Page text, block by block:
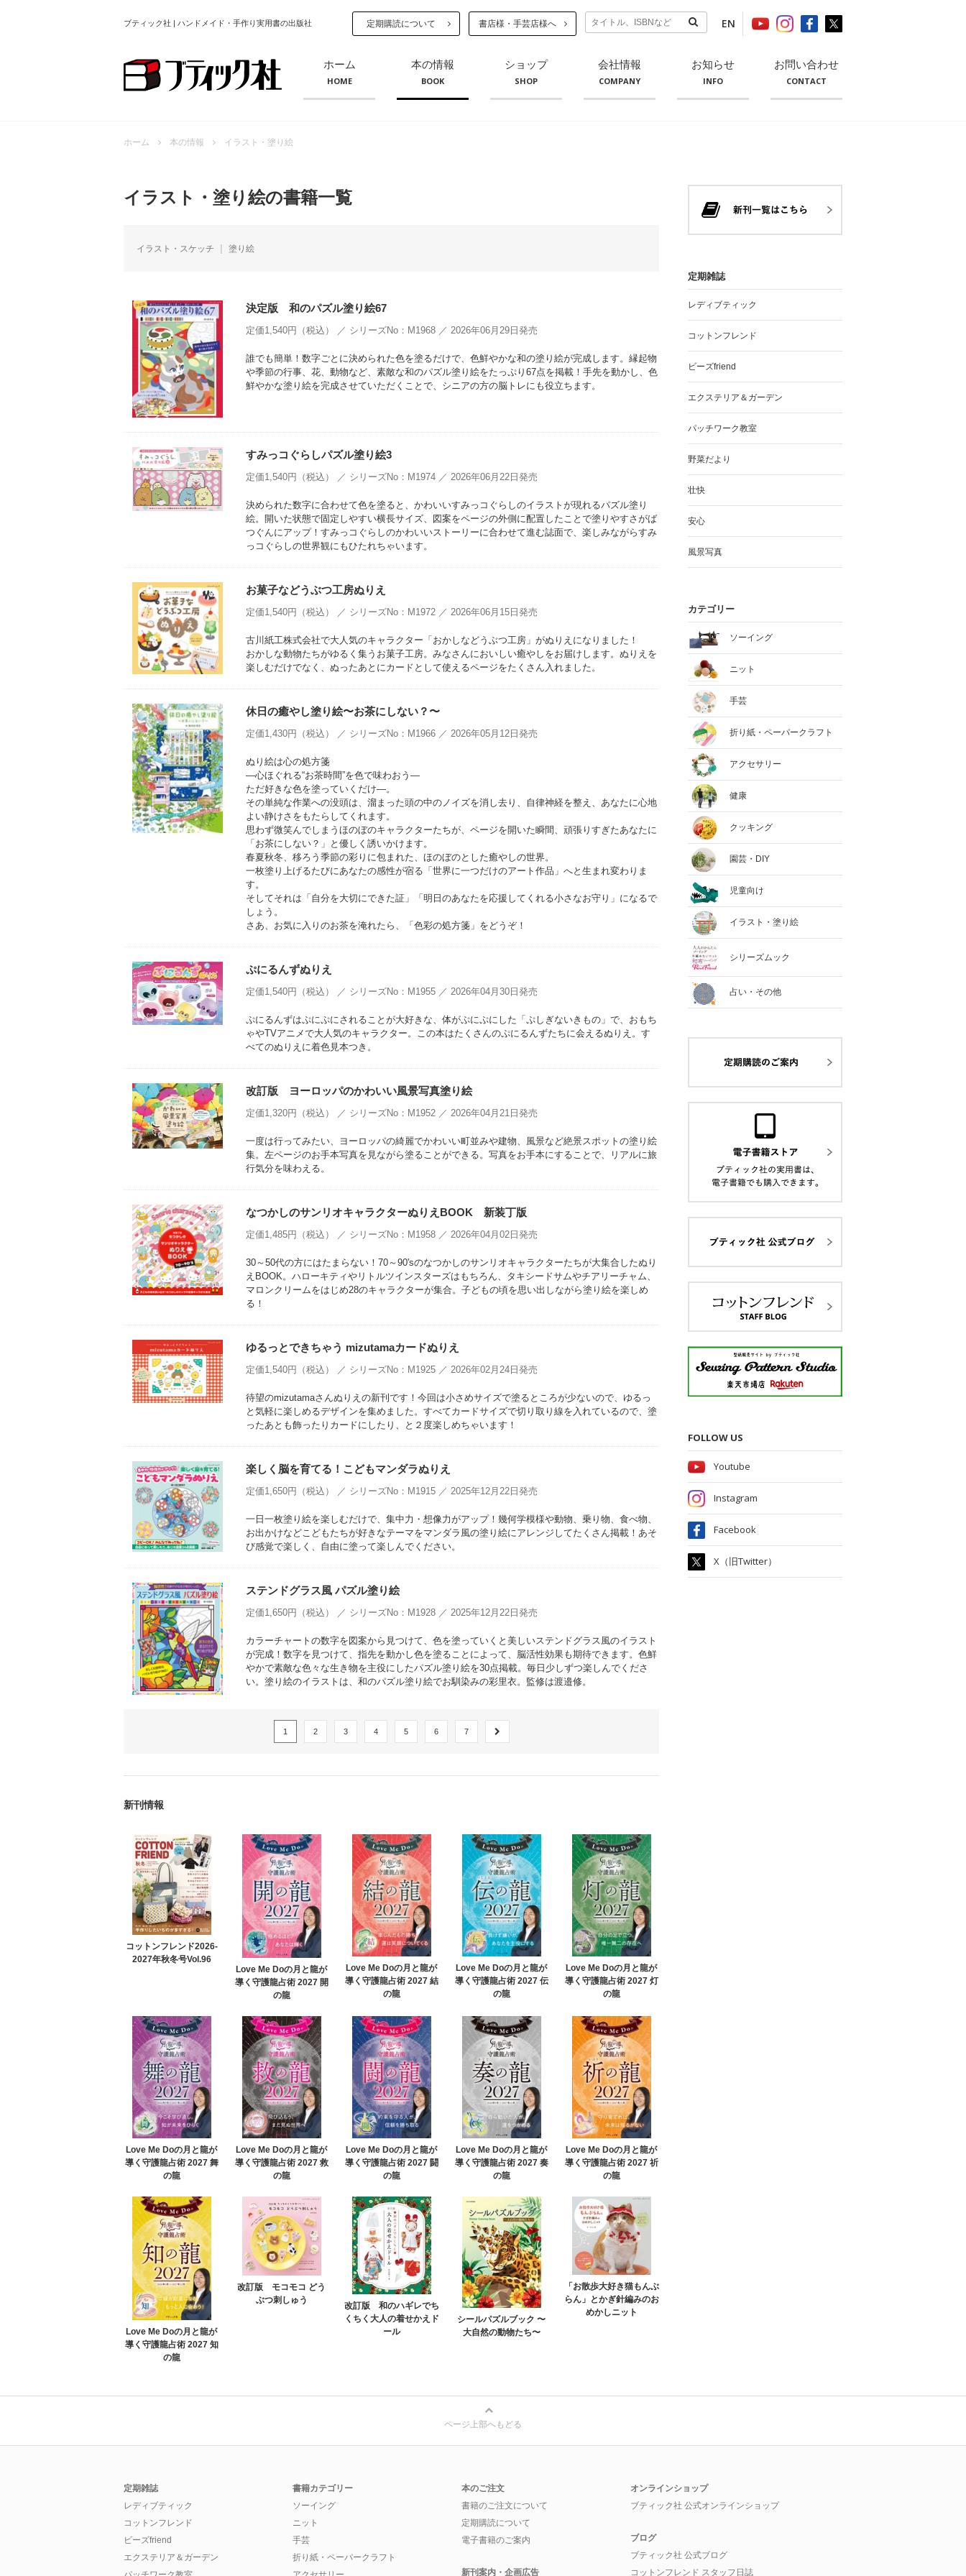
ブティック社 | ハンドメイド・手作り実用書の出版社 定期購読について 書店様・手芸店様へ EN
ホーム
HOME
本の情報
BOOK
ショップ
SHOP
会社情報
COMPANY
お知らせ
INFO
お問い合わせ
CONTACT
ホーム 本の情報 イラスト・塗り絵
イラスト・塗り絵の書籍一覧
イラスト・スケッチ 塗り絵
決定版 和のパズル塗り絵67
定価1,540円（税込） ／ シリーズNo：M1968 ／ 2026年06月29日発売
誰でも簡単！数字ごとに決められた色を塗るだけで、色鮮やかな和の塗り絵が完成します。縁起物
や季節の行事、花、動物など、素敵な和のパズル塗り絵をたっぷり67点を掲載！手先を動かし、色
鮮やかな塗り絵を完成させていただくことで、シニアの方の脳トレにも役立ちます。
すみっコぐらしパズル塗り絵3
定価1,540円（税込） ／ シリーズNo：M1974 ／ 2026年06月22日発売
決められた数字に合わせて色を塗ると、かわいいすみっコぐらしのイラストが現れるパズル塗り
絵。開いた状態で固定しやすい横長サイズ、図案をページの外側に配置したことで塗りやすさがば
つぐんにアップ！すみっコぐらしのかわいいストーリーに合わせて進む誌面で、楽しみながらすみ
っコぐらしの世界観にもひたれちゃいます。
お菓子などうぶつ工房ぬりえ
定価1,540円（税込） ／ シリーズNo：M1972 ／ 2026年06月15日発売
古川紙工株式会社で大人気のキャラクター「おかしなどうぶつ工房」がぬりえになりました！
おかしな動物たちがゆるく集うお菓子工房。みなさんにおいしい癒やしをお届けします。ぬりえを
楽しむだけでなく、ぬったあとにカードとして使えるページをたくさん入れました。
休日の癒やし塗り絵〜お茶にしない？〜
定価1,430円（税込） ／ シリーズNo：M1966 ／ 2026年05月12日発売
ぬり絵は心の処方箋
―心ほぐれる“お茶時間”を色で味わおう―
ただ好きな色を塗っていくだけ—。
その単純な作業への没頭は、溜まった頭の中のノイズを消し去り、自律神経を整え、あなたに心地
よい静けさをもたらしてくれます。
思わず微笑んでしまうほのぼのキャラクターたちが、ページを開いた瞬間、頑張りすぎたあなたに
「お茶にしない？」と優しく誘いかけます。
春夏秋冬、移ろう季節の彩りに包まれた、ほのぼのとした癒やしの世界。
一枚塗り上げるたびにあなたの感性が宿る「世界に一つだけのアート作品」へと生まれ変わりま
す。
そしてそれは「自分を大切にできた証」「明日のあなたを応援してくれる小さなお守り」になるで
しょう。
さあ、お気に入りのお茶を淹れたら、「色彩の処方箋」をどうぞ！
ぷにるんずぬりえ
定価1,540円（税込） ／ シリーズNo：M1955 ／ 2026年04月30日発売
ぷにるんずはぷにぷにされることが大好きな、体がぷにぷにした「ぷしぎないきもの」で、おもち
ゃやTVアニメで大人気のキャラクター。この本はたくさんのぷにるんずたちに会えるぬりえ。す
べてのぬりえに着色見本つき。
改訂版 ヨーロッパのかわいい風景写真塗り絵
定価1,320円（税込） ／ シリーズNo：M1952 ／ 2026年04月21日発売
一度は行ってみたい、ヨーロッパの綺麗でかわいい町並みや建物、風景など絶景スポットの塗り絵
集。左ページのお手本写真を見ながら塗ることができる。写真をお手本にすることで、リアルに旅
行気分を味わえる。
なつかしのサンリオキャラクターぬりえBOOK 新装丁版
定価1,485円（税込） ／ シリーズNo：M1958 ／ 2026年04月02日発売
30～50代の方にはたまらない！70～90'sのなつかしのサンリオキャラクターたちが大集合したぬり
えBOOK。ハローキティやリトルツインスターズはもちろん、タキシードサムやチアリーチャム、
マロンクリームをはじめ28のキャラクターが集合。子どもの頃を思い出しながら塗り絵を楽しめ
る！
ゆるっとできちゃう mizutamaカードぬりえ
定価1,540円（税込） ／ シリーズNo：M1925 ／ 2026年02月24日発売
待望のmizutamaさんぬりえの新刊です！今回は小さめサイズで塗るところが少ないので、ゆるっ
と気軽に楽しめるデザインを集めました。すべてカードサイズで切り取り線を入れているので、塗
ったあとも飾ったりカードにしたり、と２度楽しめちゃいます！
楽しく脳を育てる！こどもマンダラぬりえ
定価1,650円（税込） ／ シリーズNo：M1915 ／ 2025年12月22日発売
一日一枚塗り絵を楽しむだけで、集中力・想像力がアップ！幾何学模様や動物、乗り物、食べ物、
お出かけなどこどもたちが好きなテーマをマンダラ風の塗り絵にアレンジしてたくさん掲載！あそ
び感覚で楽しく、自由に塗って楽しんでください。
ステンドグラス風 パズル塗り絵
定価1,650円（税込） ／ シリーズNo：M1928 ／ 2025年12月22日発売
カラーチャートの数字を図案から見つけて、色を塗っていくと美しいステンドグラス風のイラスト
が完成！数字を見つけて、指先を動かし色を塗ることによって、脳活性効果も期待できます。色鮮
やかで素敵な色々な生き物を主役にしたパズル塗り絵を30点掲載。毎日少しずつ楽しんでくださ
い。塗り絵のイラストは、和のパズル塗り絵でお馴染みの彩里衣。監修は渡邉修。
1 2 3 4 5 6 7
新刊情報
コットンフレンド2026-
2027年秋冬号Vol.96
Love Me Doの月と龍が
導く守護龍占術 2027 開
の龍
Love Me Doの月と龍が
導く守護龍占術 2027 結
の龍
Love Me Doの月と龍が
導く守護龍占術 2027 伝
の龍
Love Me Doの月と龍が
導く守護龍占術 2027 灯
の龍
Love Me Doの月と龍が
導く守護龍占術 2027 舞
の龍
Love Me Doの月と龍が
導く守護龍占術 2027 救
の龍
Love Me Doの月と龍が
導く守護龍占術 2027 闘
の龍
Love Me Doの月と龍が
導く守護龍占術 2027 奏
の龍
Love Me Doの月と龍が
導く守護龍占術 2027 祈
の龍
Love Me Doの月と龍が
導く守護龍占術 2027 知
の龍
改訂版 モコモコ どう
ぶつ刺しゅう
改訂版 和のハギレでち
くちく大人の着せかえド
ール
シールパズルブック 〜
大自然の動物たち〜
「お散歩大好き猫もんぶ
らん」とかぎ針編みのお
めかしニット
定期雑誌
レディブティック
コットンフレンド
ビーズfriend
エクステリア＆ガーデン
パッチワーク教室
野菜だより
壮快
安心
風景写真
カテゴリー
ソーイング
ニット
手芸
折り紙・ペーパークラフト
アクセサリー
健康
クッキング
園芸・DIY
児童向け
イラスト・塗り絵
シリーズムック
占い・その他
FOLLOW US
Youtube
Instagram
Facebook
X（旧Twitter）
ページ上部へもどる
定期雑誌
レディブティック
コットンフレンド
ビーズfriend
エクステリア＆ガーデン
書籍カテゴリー
ソーイング
ニット
手芸
折り紙・ペーパークラフト
本のご注文
書籍のご注文について
定期購読について
電子書籍のご案内
新刊案内・企画広告
オンラインショップ
ブティック社 公式オンラインショップ
ブログ
ブティック社 公式ブログ
コットンフレンド スタッフ日誌